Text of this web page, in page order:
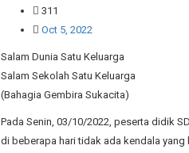
311
Oct 5, 2022
Salam Dunia Satu Keluarga
Salam Sekolah Satu Keluarga
(Bahagia Gembira Sukacita)
Pada Senin, 03/10/2022, peserta didik
di beberapa hari tidak ada kendala